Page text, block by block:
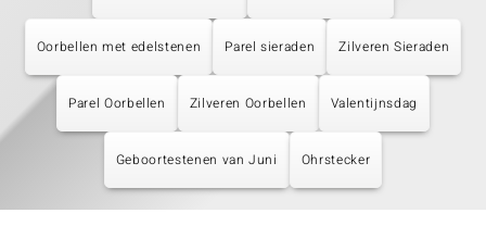
Oorbellen met edelstenen Parel sieraden Zilveren Sieraden
Parel Oorbellen Zilveren Oorbellen Valentijnsdag
Geboortestenen van Juni Ohrstecker